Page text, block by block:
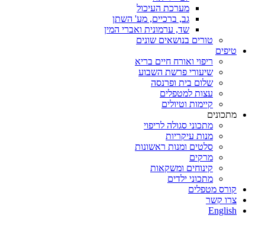
מערכת העיכול
גב, ברכיים, מע' השתן
שד, ערמונית ואברי המין
טורים בנושאים שונים
טיפים
ריפוי ואורח חיים בריא
שיעורי פרשת השבוע
שלום בית ופרנסה
עצות למטפלים
קיימות וטיולים
מתכונים
מתכוני סגולה לריפוי
מנות עיקריות
סלטים ומנות ראשונות
מרקים
קינוחים ומשקאות
מתכוני ילדים
קורס מטפלים
צרו קשר
English